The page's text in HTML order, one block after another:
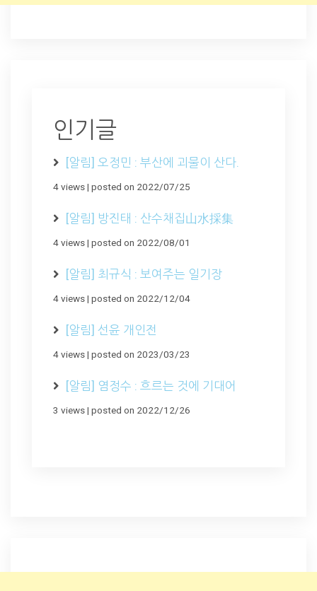
인기글
[알림] 오정민 : 부산에 괴물이 산다.
4 views| posted on 2022/07/25
[알림] 방진태 : 산수채집山水採集
4 views| posted on 2022/08/01
[알림] 최규식 : 보여주는 일기장
4 views| posted on 2022/12/04
[알림] 선윤 개인전
4 views| posted on 2023/03/23
[알림] 염정수 : 흐르는 것에 기대어
3 views| posted on 2022/12/26